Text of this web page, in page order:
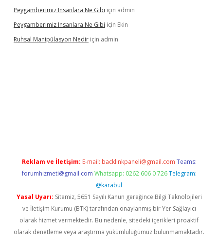
Peygamberimiz Insanlara Ne Gibi için admin
Peygamberimiz Insanlara Ne Gibi için Ekin
Ruhsal Manipülasyon Nedir için admin
Reklam ve İletişim: E-mail: backlinkpaneli@gmail.com Teams:
forumhizmeti@gmail.com Whatsapp: 0262 606 0 726 Telegram:
@karabul
Yasal Uyarı: Sitemiz, 5651 Sayılı Kanun gereğince Bilgi Teknolojileri
ve İletişim Kurumu (BTK) tarafından onaylanmış bir Yer Sağlayıcı
olarak hizmet vermektedir. Bu nedenle, sitedeki içerikleri proaktif
olarak denetleme veya araştırma yükümlülüğümüz bulunmamaktadır.